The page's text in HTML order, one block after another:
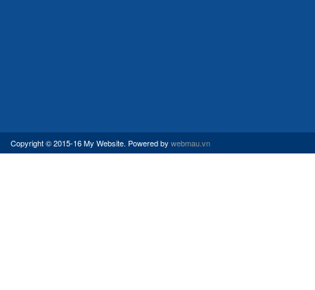
Copyright © 2015-16 My Website. Powered by webmau.vn